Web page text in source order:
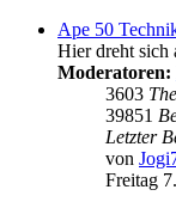
Ape 50
Hier dreht sich
Moderatoren:
3603
39851
Letzter
von
Freitag